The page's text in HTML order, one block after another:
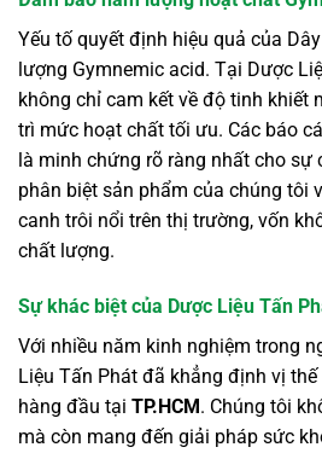
Yếu tố quyết định hiệu quả của
lượng Gymnemic acid. Tại Dược
không chỉ cam kết về độ tinh khiết
trì mức hoạt chất tối ưu. Các báo
là minh chứng rõ ràng nhất cho sự
phân biệt sản phẩm của chúng tôi
canh trôi nổi trên thị trường, vốn
chất lượng.
Sự khác biệt của Dược Liệu Tấn
Với nhiều năm kinh nghiệm trong
Liệu Tấn Phát đã khẳng định vị
hàng đầu tại TP.HCM. Chúng tôi
mà còn mang đến giải pháp sức